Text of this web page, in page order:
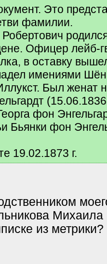
Это
фамилии.
Офицер лейб-
в оставку
имениями
Был женат
фон
Бьянки фон
19.02.1873 г.
Михаила
из метрики?